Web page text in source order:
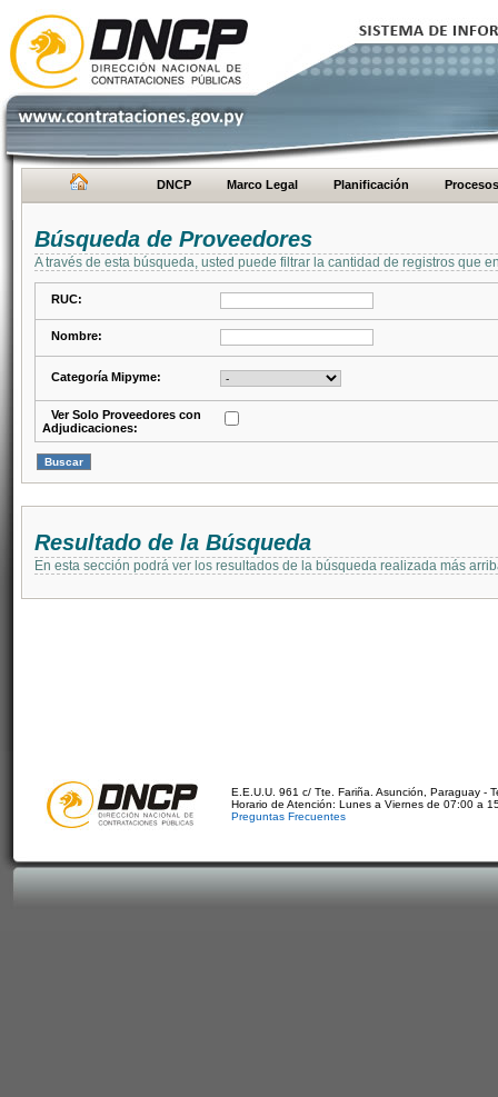
DNCP Marco Legal Planificación Procesos
Búsqueda de Proveedores
A través de esta búsqueda, usted puede filtrar la cantidad de registros que
RUC:
Nombre:
Categoría Mipyme:
Ver Solo Proveedores con
Adjudicaciones:
Resultado de la Búsqueda
En esta sección podrá ver los resultados de la búsqueda realizada más
E.E.U.U. 961 c/ Tte. Fariña. Asunción, Paraguay -
Horario de Atención: Lunes a Viernes de 07:00 a
Preguntas Frecuentes